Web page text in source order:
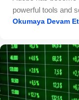
powerful tools and
Okumaya Devam Et